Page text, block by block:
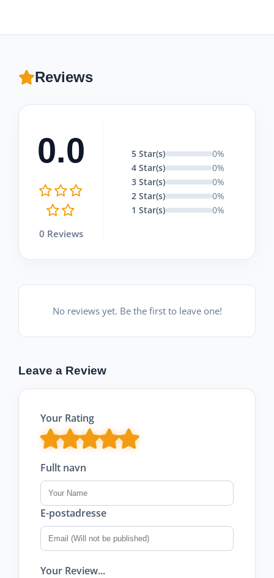
Reviews
0.0
0 Reviews
5 Star(s)
0%
4 Star(s)
0%
3 Star(s)
0%
2 Star(s)
0%
1 Star(s)
0%
No reviews yet. Be the first to leave one!
Leave a Review
Your Rating
Fullt navn
E-postadresse
Your Review...